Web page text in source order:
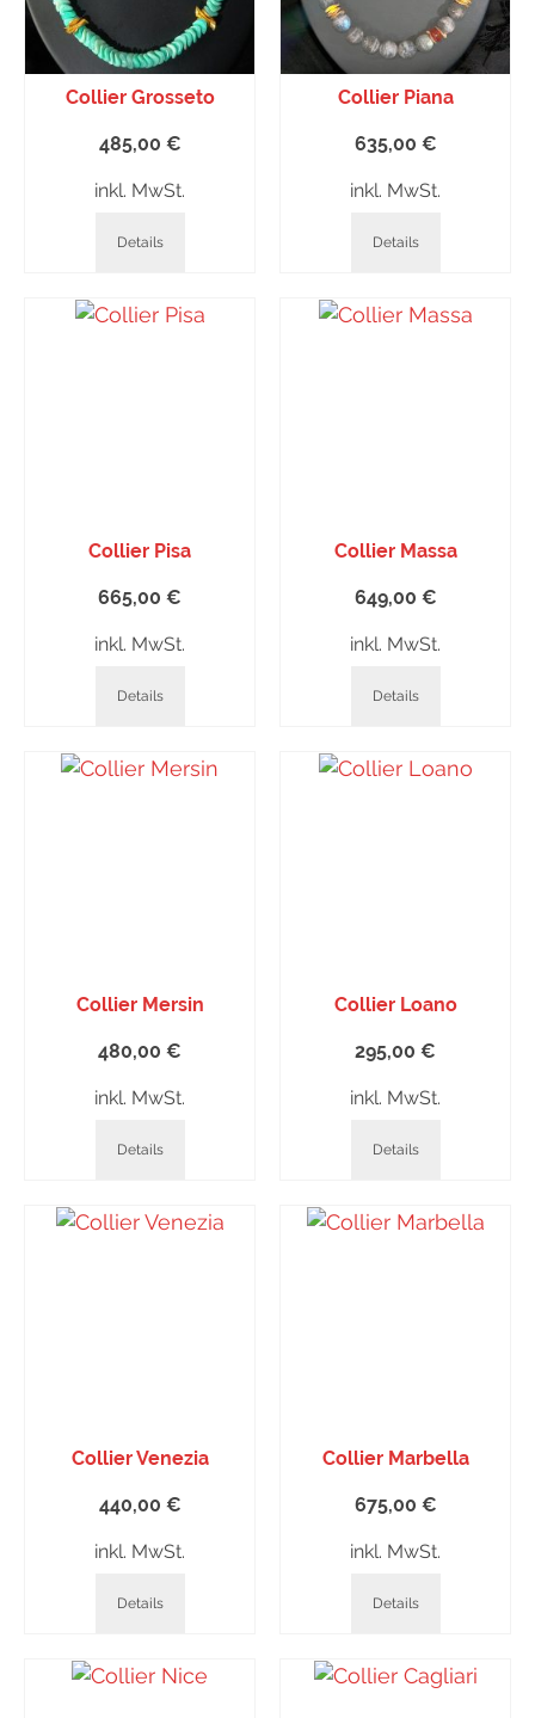
Collier Grosseto
485,00 €
inkl. MwSt.
Details
Collier Piana
635,00 €
inkl. MwSt.
Details
Collier Pisa
665,00 €
inkl. MwSt.
Details
Collier Massa
649,00 €
inkl. MwSt.
Details
Collier Mersin
480,00 €
inkl. MwSt.
Details
Collier Loano
295,00 €
inkl. MwSt.
Details
Collier Venezia
440,00 €
inkl. MwSt.
Details
Collier Marbella
675,00 €
inkl. MwSt.
Details